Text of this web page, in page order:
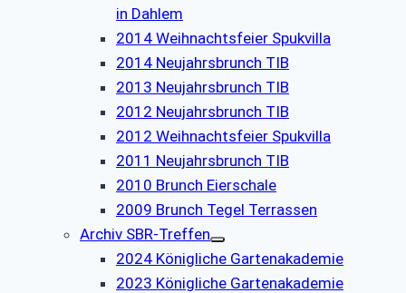
in Dahlem
2014 Weihnachtsfeier Spukvilla
2014 Neujahrsbrunch TIB
2013 Neujahrsbrunch TIB
2012 Neujahrsbrunch TIB
2012 Weihnachtsfeier Spukvilla
2011 Neujahrsbrunch TIB
2010 Brunch Eierschale
2009 Brunch Tegel Terrassen
Archiv SBR-Treffen
2024 Königliche Gartenakademie
2023 Königliche Gartenakademie